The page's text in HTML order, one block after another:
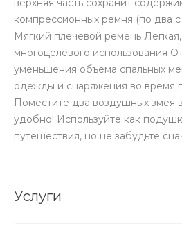
верхняя часть сохранит
компрессионных ремня (по два
Мягкий плечевой ремень
многоцелевого использования
уменьшения объема спальных
одежды и снаряжения во время
Поместите два воздушных змея
удобно! Используйте как
путешествия, но не забудьте
Услуги